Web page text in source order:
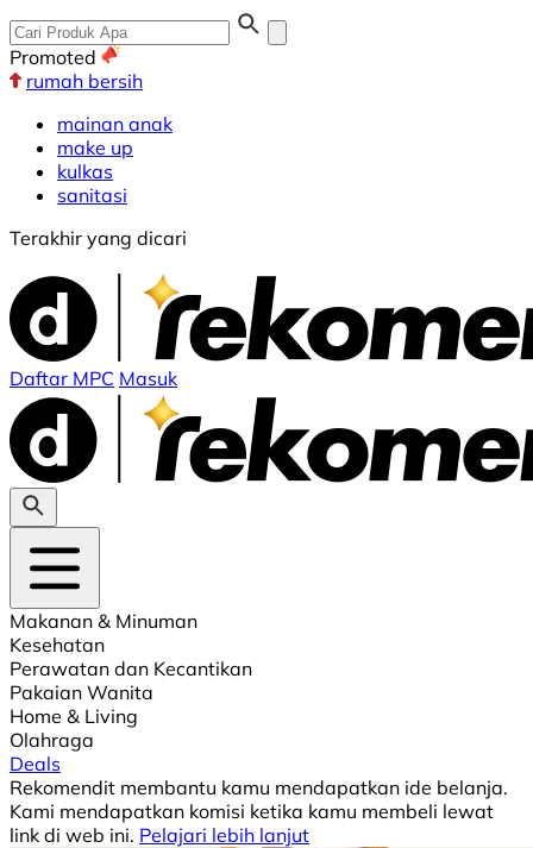
Promoted
rumah bersih
mainan anak
make up
kulkas
sanitasi
Terakhir yang dicari
Daftar MPC Masuk
Makanan & Minuman
Kesehatan
Perawatan dan Kecantikan
Pakaian Wanita
Home & Living
Olahraga
Deals
Rekomendit membantu kamu mendapatkan ide belanja.
Kami mendapatkan komisi ketika kamu membeli lewat
link di web ini. Pelajari lebih lanjut